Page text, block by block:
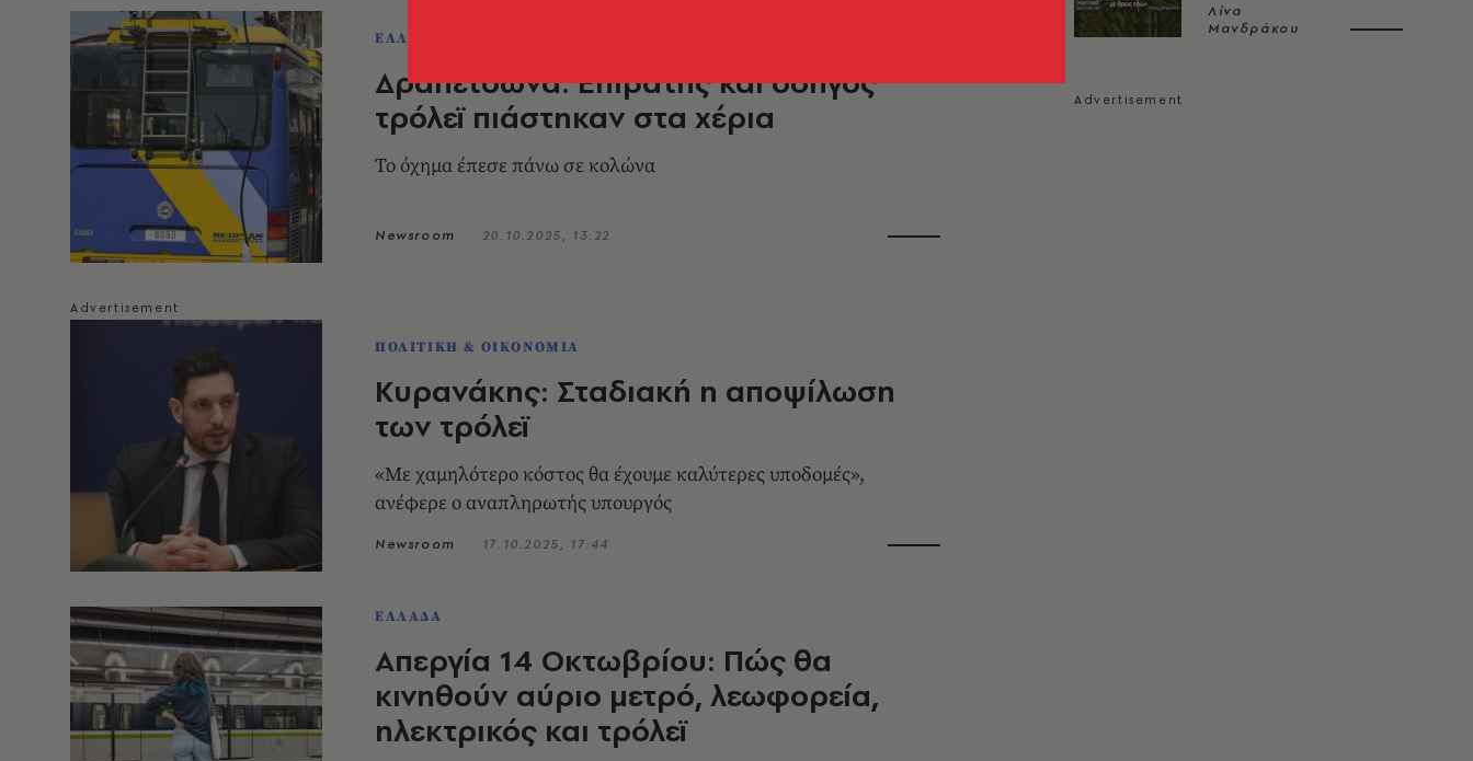
ΕΛΛΑΔΑ
Δραπετσώνα: Επιβάτης και οδηγός
τρόλεϊ πιάστηκαν στα χέρια
Το όχημα έπεσε πάνω σε κολώνα
Newsroom 20.10.2025, 13:22
ΠΟΛΙΤΙΚΗ & ΟΙΚΟΝΟΜΙΑ
Κυρανάκης: Σταδιακή η αποψίλωση
των τρόλεϊ
«Με χαμηλότερο κόστος θα έχουμε καλύτερες υποδομές»,
ανέφερε ο αναπληρωτής υπουργός
Newsroom 17.10.2025, 17:44
ΕΛΛΑΔΑ
Απεργία 14 Οκτωβρίου: Πώς θα
κινηθούν αύριο μετρό, λεωφορεία,
ηλεκτρικός και τρόλεϊ
Λίνα
Μανδράκου